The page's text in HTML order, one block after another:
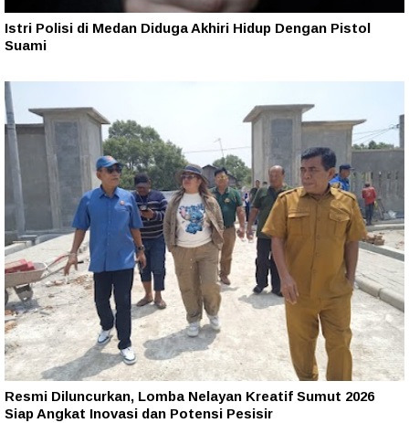
Istri Polisi di Medan Diduga Akhiri Hidup Dengan Pistol
Suami
Resmi Diluncurkan, Lomba Nelayan Kreatif Sumut 2026
Siap Angkat Inovasi dan Potensi Pesisir